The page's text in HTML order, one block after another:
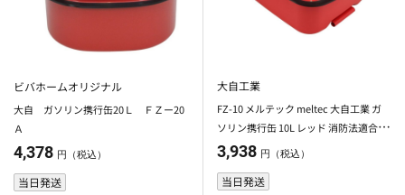
ビバホームオリジナル
大自 ガソリン携行缶20Ｌ ＦＺー20
Ａ
4,378 円（税込）
当日発送
大自工業
FZ-10 メルテック meltec 大自工業 ガ
ソリン携行缶 10L レッド 消防法適合品
積重ねタイプ
3,938 円（税込）
当日発送